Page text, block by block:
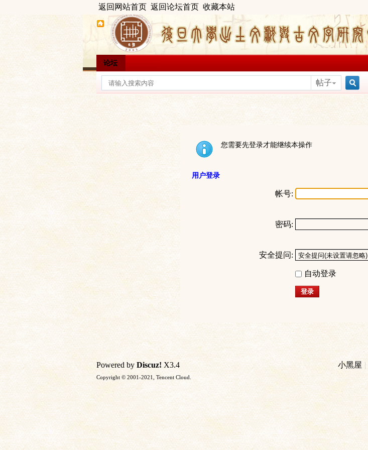
返回网站首页 返回论坛首页 收藏本站
论坛
帖子
您需要先登录才能继续本操作
用户登录
帐号:
密码:
安全提问:
自动登录
登录
小黑屋 |
Powered by Discuz! X3.4
Copyright © 2001-2021, Tencent Cloud.